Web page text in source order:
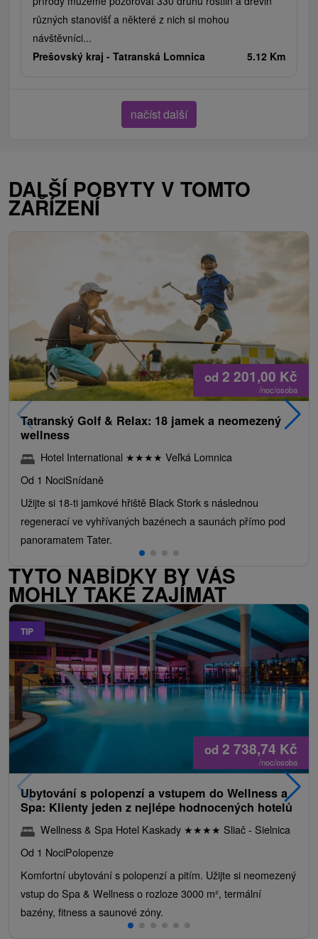
různých stanovišť a některé z nich si mohou
návštěvníci...
Prešovský kraj - Tatranská Lomnica 5.12 Km
načíst další
DALŠÍ POBYTY V TOMTO
ZAŘÍZENÍ
od 2 201,00 Kč
/noc/osoba
Tatranský Golf & Relax: 18 jamek a neomezený
wellness
Hotel International ★★★★ Veľká Lomnica
Od 1 NociSnídaně
Užijte si 18-ti jamkové hřiště Black Stork s následnou
regenerací ve vyhřívaných bazénech a saunách přímo pod
panoramatem Tater.
TYTO NABÍDKY BY VÁS
MOHLY TAKÉ ZAJÍMAT
TIP
od 2 738,74 Kč
/noc/osoba
Ubytování s polopenzí a vstupem do Wellness a
Spa: Klienty jeden z nejlépe hodnocených hotelů
Wellness & Spa Hotel Kaskady ★★★★ Sliač - Sielnica
Od 1 NociPolopenze
Komfortní ubytování s polopenzí a pitím. Užijte si neomezený
vstup do Spa & Wellness o rozloze 3000 m², termální
bazény, fitness a saunové zóny.